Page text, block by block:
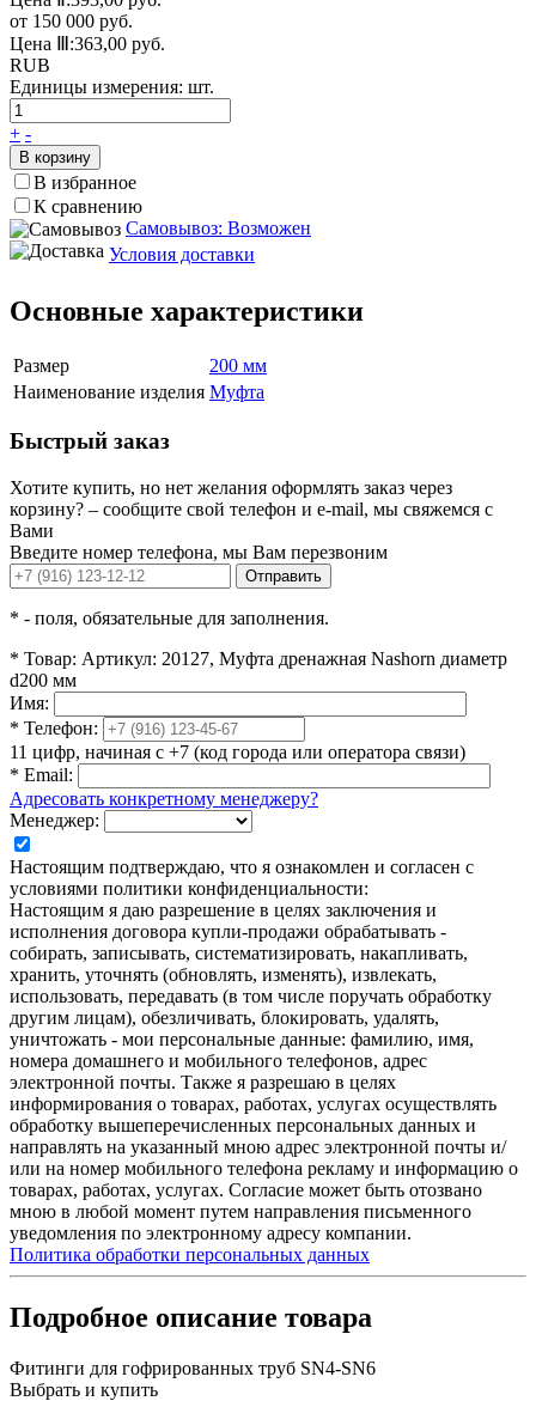
от 150 000 руб.
Цена Ⅲ:363,00 руб.
RUB
Единицы измерения: шт.
+ -
В корзину
В избранное
К сравнению
Самовывоз: Возможен
Условия доставки
Основные характеристики
Размер
200 мм
Наименование изделия Муфта
Быстрый заказ
Хотите купить, но нет желания оформлять заказ через
корзину? – сообщите свой телефон и e-mail, мы свяжемся с
Вами
Введите номер телефона, мы Вам перезвоним
Отправить
* - поля, обязательные для заполнения.
* Товар: Артикул: 20127, Муфта дренажная Nashorn диаметр
d200 мм
Имя:
* Телефон:
11 цифр, начиная с +7 (код города или оператора связи)
* Email:
Адресовать конкретному менеджеру?
Менеджер:
Настоящим подтверждаю, что я ознакомлен и согласен с
условиями политики конфиденциальности:
Настоящим я даю разрешение в целях заключения и
исполнения договора купли-продажи обрабатывать -
собирать, записывать, систематизировать, накапливать,
хранить, уточнять (обновлять, изменять), извлекать,
использовать, передавать (в том числе поручать обработку
другим лицам), обезличивать, блокировать, удалять,
уничтожать - мои персональные данные: фамилию, имя,
номера домашнего и мобильного телефонов, адрес
электронной почты. Также я разрешаю в целях
информирования о товарах, работах, услугах осуществлять
обработку вышеперечисленных персональных данных и
направлять на указанный мною адрес электронной почты и/
или на номер мобильного телефона рекламу и информацию о
товарах, работах, услугах. Согласие может быть отозвано
мною в любой момент путем направления письменного
уведомления по электронному адресу компании.
Политика обработки персональных данных
Подробное описание товара
Фитинги для гофрированных труб SN4-SN6
Выбрать и купить